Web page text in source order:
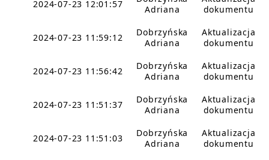
2024-07-23 12:01:57
Adriana
dokumentu
2024-07-23 11:59:12
Dobrzyńska
Adriana
Aktualizacja
dokumentu
2024-07-23 11:56:42
Dobrzyńska
Adriana
Aktualizacja
dokumentu
2024-07-23 11:51:37
Dobrzyńska
Adriana
Aktualizacja
dokumentu
2024-07-23 11:51:03
Dobrzyńska
Adriana
Aktualizacja
dokumentu